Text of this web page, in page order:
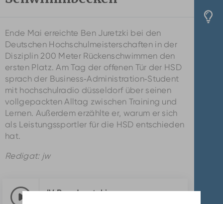
Ende Mai erreichte Ben Juretzki bei den
Deutschen Hochschulmeisterschaften in der
Disziplin 200 Meter Rückenschwimmen den
ersten Platz. Am Tag der offenen Tür der HSD
sprach der Business‑Administration‑Student
mit hochschulradio düsseldorf über seinen
vollgepackten Alltag zwischen Training und
Lernen. Außerdem erzählte er, warum er sich
als Leistungssportler für die HSD entschieden
hat.
Redigat: jw
IV Ben Juretzki